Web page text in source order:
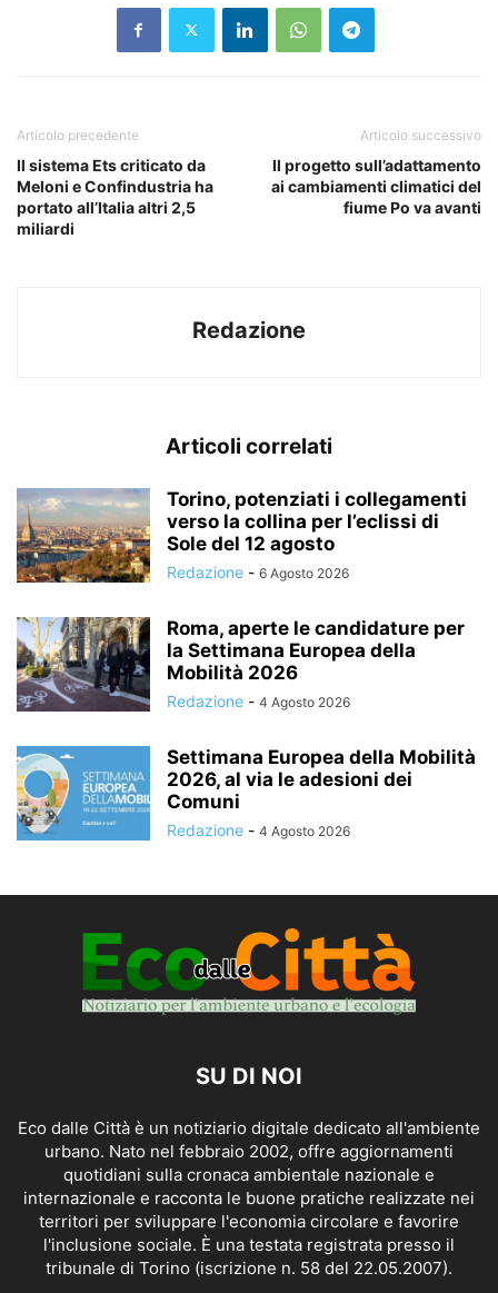
Articolo precedente
Il sistema Ets criticato da
Meloni e Confindustria ha
portato all’Italia altri 2,5
miliardi
Articolo successivo
Il progetto sull’adattamento
ai cambiamenti climatici del
fiume Po va avanti
Redazione
Articoli correlati
Torino, potenziati i collegamenti
verso la collina per l’eclissi di
Sole del 12 agosto
Redazione - 6 Agosto 2026
Roma, aperte le candidature per
la Settimana Europea della
Mobilità 2026
Redazione - 4 Agosto 2026
Settimana Europea della Mobilità
2026, al via le adesioni dei
Comuni
Redazione - 4 Agosto 2026
SU DI NOI
Eco dalle Città è un notiziario digitale dedicato all'ambiente
urbano. Nato nel febbraio 2002, offre aggiornamenti
quotidiani sulla cronaca ambientale nazionale e
internazionale e racconta le buone pratiche realizzate nei
territori per sviluppare l'economia circolare e favorire
l'inclusione sociale. È una testata registrata presso il
tribunale di Torino (iscrizione n. 58 del 22.05.2007).